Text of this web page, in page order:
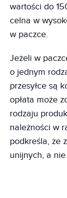
wartości do
celna w
w paczce.
Jeżeli w
o jednym
przesyłce są
opłata może
rodzaju
należności w
podkreśla, że
unijnych, a